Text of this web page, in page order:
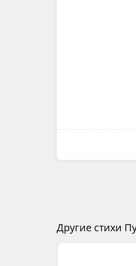
Другие стихи